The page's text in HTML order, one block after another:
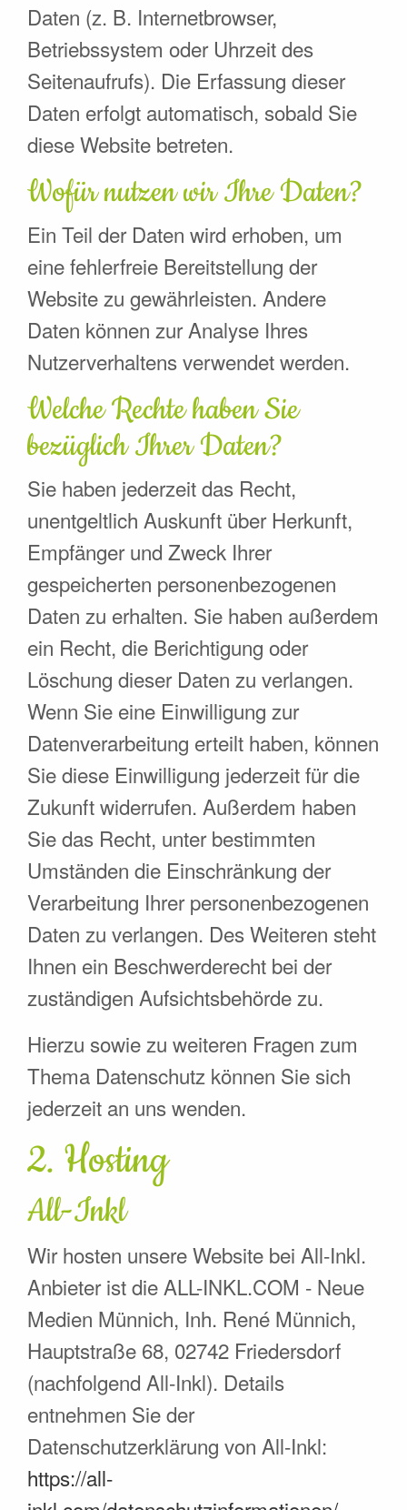
Daten (z. B. Internetbrowser,
Betriebssystem oder Uhrzeit des
Seitenaufrufs). Die Erfassung dieser
Daten erfolgt automatisch, sobald Sie
diese Website betreten.
Wofür nutzen wir Ihre Daten?
Ein Teil der Daten wird erhoben, um
eine fehlerfreie Bereitstellung der
Website zu gewährleisten. Andere
Daten können zur Analyse Ihres
Nutzerverhaltens verwendet werden.
Welche Rechte haben Sie
bezüglich Ihrer Daten?
Sie haben jederzeit das Recht,
unentgeltlich Auskunft über Herkunft,
Empfänger und Zweck Ihrer
gespeicherten personenbezogenen
Daten zu erhalten. Sie haben außerdem
ein Recht, die Berichtigung oder
Löschung dieser Daten zu verlangen.
Wenn Sie eine Einwilligung zur
Datenverarbeitung erteilt haben, können
Sie diese Einwilligung jederzeit für die
Zukunft widerrufen. Außerdem haben
Sie das Recht, unter bestimmten
Umständen die Einschränkung der
Verarbeitung Ihrer personenbezogenen
Daten zu verlangen. Des Weiteren steht
Ihnen ein Beschwerderecht bei der
zuständigen Aufsichtsbehörde zu.
Hierzu sowie zu weiteren Fragen zum
Thema Datenschutz können Sie sich
jederzeit an uns wenden.
2. Hosting
All-Inkl
Wir hosten unsere Website bei All-Inkl.
Anbieter ist die ALL-INKL.COM - Neue
Medien Münnich, Inh. René Münnich,
Hauptstraße 68, 02742 Friedersdorf
(nachfolgend All-Inkl). Details
entnehmen Sie der
Datenschutzerklärung von All-Inkl:
https://all-